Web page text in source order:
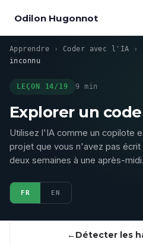
Odilon Hugonnot
Apprendre › Coder avec l'IA ›
inconnu
LEÇON 14/19 9 min
Explorer un
Utilisez l'IA comme un copilote
projet que vous n'avez pas
deux semaines à une après-midi.
FR EN
Détecter les